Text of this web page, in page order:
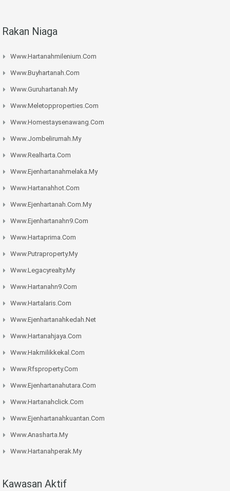
Rakan Niaga
Www.hartanahmilenium.com
Www.buyhartanah.com
Www.guruhartanah.my
Www.meletopproperties.com
Www.homestaysenawang.com
Www.jombelirumah.my
Www.realharta.com
Www.ejenhartanahmelaka.my
Www.hartanahhot.com
Www.ejenhartanah.com.my
Www.ejenhartanahn9.com
Www.hartaprima.com
Www.putraproperty.my
Www.legacyrealty.my
Www.hartanahn9.com
Www.hartalaris.com
Www.ejenhartanahkedah.net
Www.hartanahjaya.com
Www.hakmilikkekal.com
Www.rfsproperty.com
Www.ejenhartanahutara.com
Www.hartanahclick.com
Www.ejenhartanahkuantan.com
Www.anasharta.my
Www.hartanahperak.my
Kawasan Aktif